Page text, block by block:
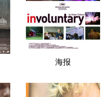
海报